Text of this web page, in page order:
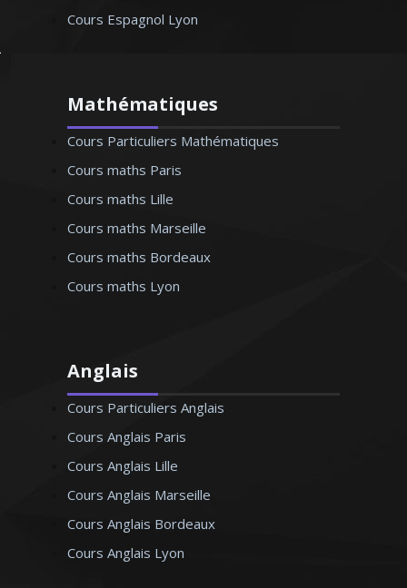
Cours Espagnol Lyon
Mathématiques
Cours Particuliers Mathématiques
Cours maths Paris
Cours maths Lille
Cours maths Marseille
Cours maths Bordeaux
Cours maths Lyon
Anglais
Cours Particuliers Anglais
Cours Anglais Paris
Cours Anglais Lille
Cours Anglais Marseille
Cours Anglais Bordeaux
Cours Anglais Lyon